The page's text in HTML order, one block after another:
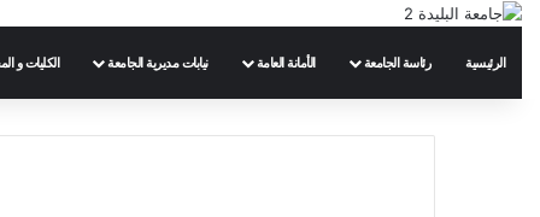
الرئيسية رئاسة الجامعة الأمانة العامة نيابات مديرية الجامعة الكليات و